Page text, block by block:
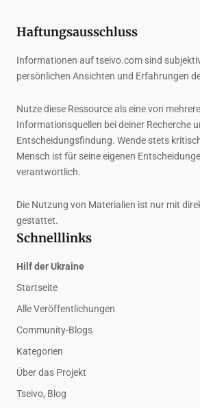
Haftungsausschluss
Informationen auf tseivo.com sind
persönlichen Ansichten und Erfahrungen
Nutze diese Ressource als eine von
Informationsquellen bei deiner Recherche
Entscheidungsfindung. Wende stets
Mensch ist für seine eigenen
verantwortlich.
Die Nutzung von Materialien ist nur mit
gestattet.
Schnelllinks
Hilf der Ukraine
Startseite
Alle Veröffentlichungen
Community-Blogs
Kategorien
Über das Projekt
Tseivo, Blog